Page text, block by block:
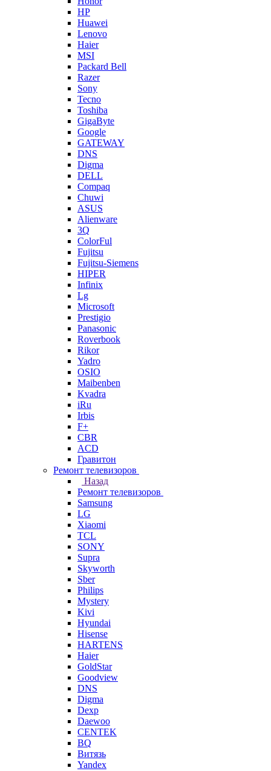
HP
Huawei
Lenovo
Haier
MSI
Packard Bell
Razer
Sony
Tecno
Toshiba
GigaByte
Google
GATEWAY
DNS
Digma
DELL
Compaq
Chuwi
ASUS
Alienware
3Q
ColorFul
Fujitsu
Fujitsu-Siemens
HIPER
Infinix
Lg
Microsoft
Prestigio
Panasonic
Roverbook
Rikor
Yadro
OSIO
Maibenben
Kvadra
iRu
Irbis
F+
CBR
ACD
Гравитон
Ремонт телевизоров
Назад
Ремонт телевизоров
Samsung
LG
Xiaomi
TCL
SONY
Supra
Skyworth
Sber
Philips
Mystery
Kivi
Hyundai
Hisense
HARTENS
Haier
GoldStar
Goodview
DNS
Digma
Dexp
Daewoo
CENTEK
BQ
Витязь
Yandex